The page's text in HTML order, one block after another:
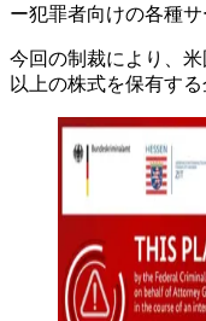
ー犯罪者向けの各種
今回の制裁により、
以上の株式を保有す